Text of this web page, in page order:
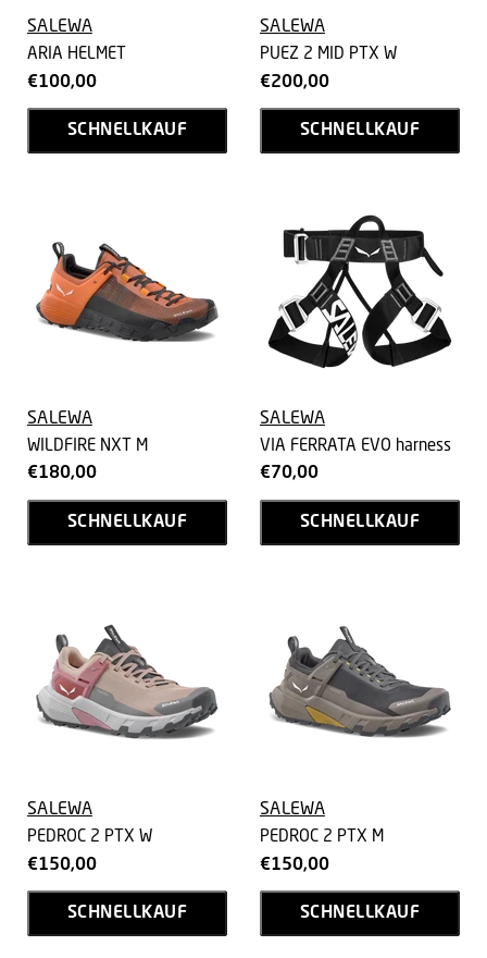
SALEWA
ARIA HELMET
€100,00
SCHNELLKAUF
SALEWA
PUEZ 2 MID PTX W
€200,00
SCHNELLKAUF
SALEWA
WILDFIRE NXT M
€180,00
SCHNELLKAUF
SALEWA
VIA FERRATA EVO harness
€70,00
SCHNELLKAUF
SALEWA
PEDROC 2 PTX W
€150,00
SCHNELLKAUF
SALEWA
PEDROC 2 PTX M
€150,00
SCHNELLKAUF